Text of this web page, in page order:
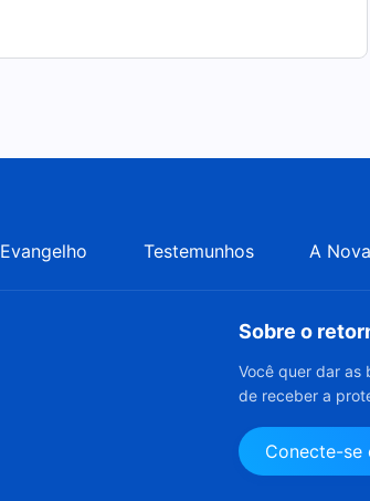
Evangelho Testemunhos A
Sobre o
Você quer dar as
de receber a
Conecte-se